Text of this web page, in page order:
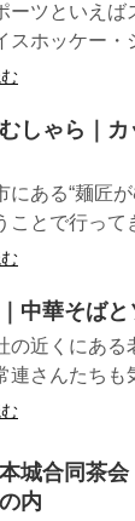
ーツといえば
スホッケー・
しゃら｜
にある“麺匠
ことで行っ
中華そば
の近くにある
連さんたちも
城合同茶
内